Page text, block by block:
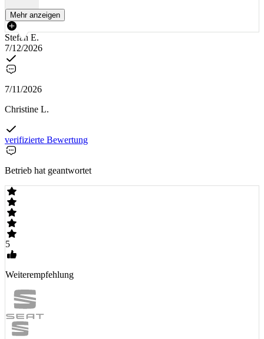
Mehr anzeigen
Stefan E.
7/12/2026
7/11/2026
Christine L.
verifizierte Bewertung
Betrieb hat geantwortet
5
Weiterempfehlung